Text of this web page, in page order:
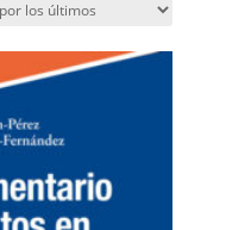
últimos